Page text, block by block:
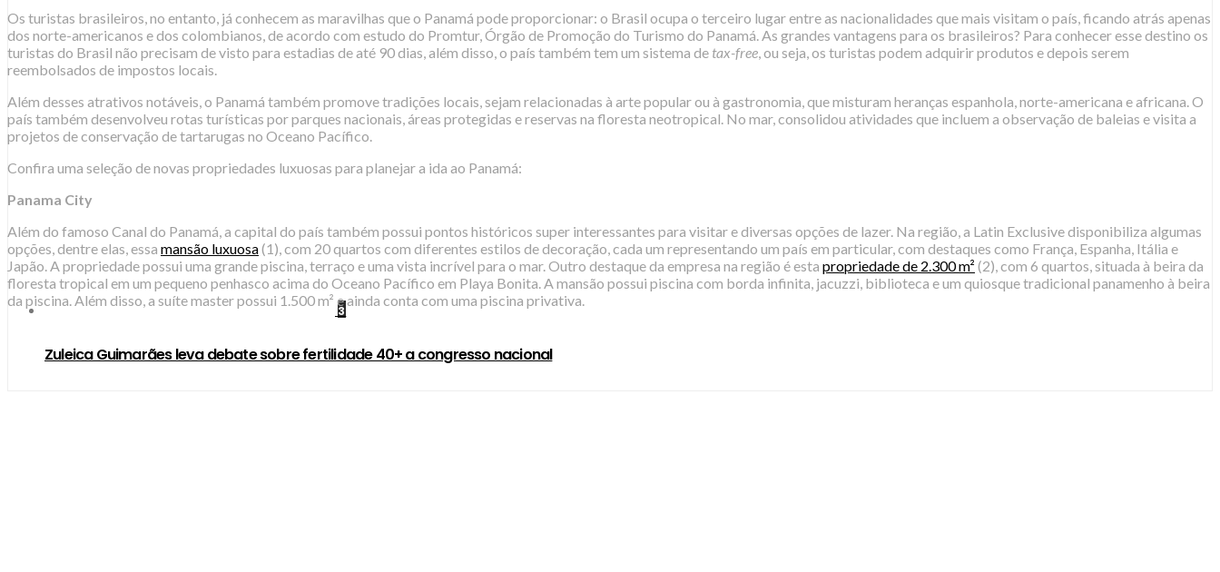
3
Zuleica Guimarães leva debate sobre fertilidade 40+ a congresso nacional
Os turistas brasileiros, no entanto, já conhecem as maravilhas que o Panamá pode proporcionar: o Brasil ocupa o terceiro lugar entre as nacionalidades que mais visitam o país, ficando atrás apenas
dos norte-americanos e dos colombianos, de acordo com estudo do Promtur, Órgão de Promoção do Turismo do Panamá. As grandes vantagens para os brasileiros? Para conhecer esse destino os
turistas do Brasil não precisam de visto para estadias de até 90 dias, além disso, o país também tem um sistema de tax-free , ou seja, os turistas podem adquirir produtos e depois serem
reembolsados de impostos locais.
Além desses atrativos notáveis, o Panamá também promove tradições locais, sejam relacionadas à arte popular ou à gastronomia, que misturam heranças espanhola, norte-americana e africana. O
país também desenvolveu rotas turísticas por parques nacionais, áreas protegidas e reservas na floresta neotropical. No mar, consolidou atividades que incluem a observação de baleias e visita a
projetos de conservação de tartarugas no Oceano Pacífico.
Confira uma seleção de novas propriedades luxuosas para planejar a ida ao Panamá:
Panama City
Além do famoso Canal do Panamá, a capital do país também possui pontos históricos super interessantes para visitar e diversas opções de lazer. Na região, a Latin Exclusive disponibiliza algumas
opções, dentre elas, essa mansão luxuosa(1), com 20 quartos com diferentes estilos de decoração, cada um representando um país em particular, com destaques como França, Espanha, Itália e
Japão. A propriedade possui uma grande piscina, terraço e uma vista incrível para o mar. Outro destaque da empresa na região é esta propriedade de 2.300 m² (2), com 6 quartos, situada à beira da
floresta tropical em um pequeno penhasco acima do Oceano Pacífico em Playa Bonita. A mansão possui piscina com borda infinita, jacuzzi, biblioteca e um quiosque tradicional panamenho à beira
da piscina. Além disso, a suíte master possui 1.500 m² e ainda conta com uma piscina privativa.